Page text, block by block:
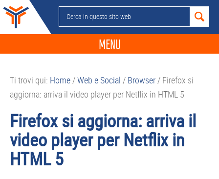
Passa
alla
navigazione
Passa
contenuto
Passa
alla
barra
Passa
piè
Cerca
in
sito
MENU
GUIDE ACQUISTO
SMARTPHONE
TABLET
Ti trovi qui: Home/Web e Social / Browser/ Firefox si
aggiorna: arriva il video player per Netflix in HTML 5
Firefox si aggiorna: arriva il
video player per Netflix in
HTML 5